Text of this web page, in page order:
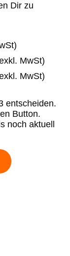
Dir zu
MwSt)
MwSt)
entscheiden.
Button.
noch aktuell